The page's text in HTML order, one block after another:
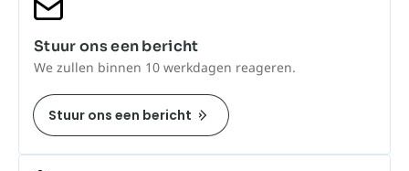
Stuur ons een bericht
We zullen binnen 10 werkdagen reageren.
Stuur ons een bericht